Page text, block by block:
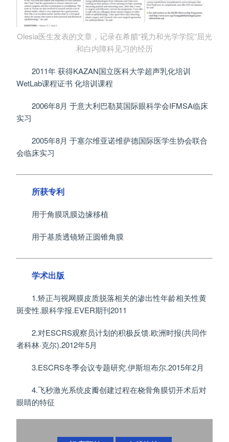
Olesia医生发表的文章，记录在希腊“视力和光学学院”屈光
和白内障科见习的经历
2011年 获得KAZAN国立医科大学超声乳化培训
WetLab课程证书 化培训课程
2006年8月 于意大利巴勒莫国际眼科学会IFMSA临床
实习
2005年8月 于塞尔维亚诺维萨德国际医学生协会联合
会临床实习
所获专利
用于角膜巩膜边缘移植
用于基质透镜矫正圆锥角膜
学术出版
1.矫正与视网膜皮质脱落相关的渗出性年龄相关性黄
斑变性.眼科学报.EVER期刊2011
2.对ESCRS观察员计划的积极反馈.欧洲时报(共同作
者科林·克尔).2012年5月
3.ESCRS冬季会议专题研究.伊斯坦布尔.2015年2月
4.飞秒激光系统皮瓣创建过程在桡骨角膜切开术后对
眼睛的特征